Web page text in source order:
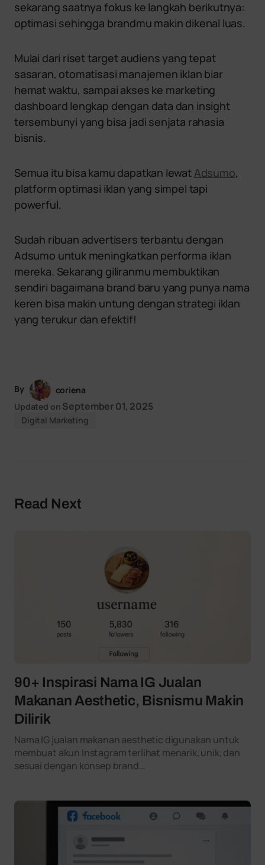
sekarang saatnya fokus ke langkah berikutnya:
optimasi sehingga brandmu makin dikenal luas.
Mulai dari riset target audiens yang tepat
sasaran, otomatisasi manajemen iklan biar
hemat waktu, sampai akses ke marketing
dashboard lengkap dengan data dan insight
tersembunyi yang bisa jadi senjata rahasia
bisnis.
Semua itu bisa kamu dapatkan lewat Adsumo,
platform optimasi iklan yang simpel tapi
powerful.
Sudah ribuan advertisers terbantu dengan
Adsumo untuk meningkatkan performa iklan
mereka. Sekarang giliranmu membuktikan
sendiri bagaimana brand baru yang punya nama
keren bisa makin untung dengan strategi iklan
yang terukur dan efektif!
By
coriena
Updated on September 01, 2025
Digital Marketing
Read Next
90+ Inspirasi Nama IG Jualan
Makanan Aesthetic, Bisnismu Makin
Dilirik
Nama IG jualan makanan aesthetic digunakan untuk
membuat akun Instagram terlihat menarik, unik, dan
sesuai dengan konsep brand…